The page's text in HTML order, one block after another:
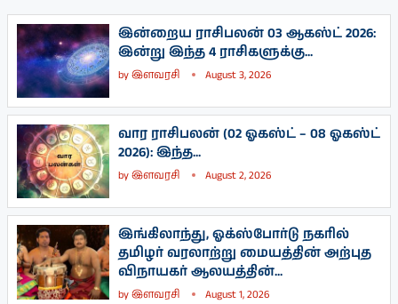
இன்றைய ராசிபலன் 03 ஆகஸ்ட் 2026:
இன்று இந்த 4 ராசிகளுக்கு...
byஇளவரசி August 3, 2026
வார ராசிபலன் (02 ஓகஸ்ட் – 08 ஓகஸ்ட்
2026): இந்த...
byஇளவரசி August 2, 2026
இங்கிலாந்து, ஓக்ஸ்போர்டு நகரில்
தமிழர் வரலாற்று மையத்தின் அற்புத
விநாயகர் ஆலயத்தின்...
byஇளவரசி August 1, 2026